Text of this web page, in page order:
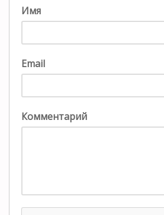
Имя
Email
Комментарий